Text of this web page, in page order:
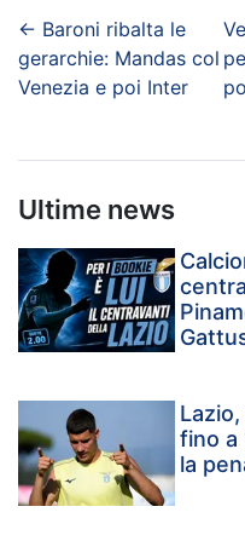
← Baroni ribalta le
gerarchie: Mandas col
Venezia e poi Inter
Ultime news
fino a
la